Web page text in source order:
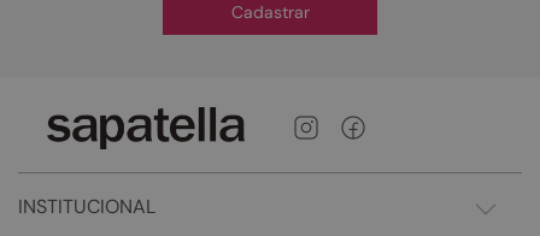
Cadastrar
INSTITUCIONAL